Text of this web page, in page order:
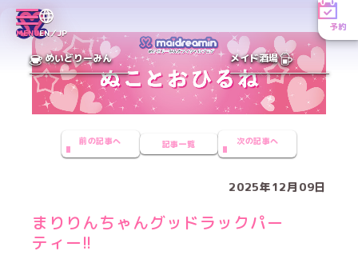
MENUEN／JP
予約
めいどりーみん メイド酒場
前の記事へ 記事一覧 次の記事へ
2025年12月09日
まりりんちゃんグッドラックパー
ティー!!